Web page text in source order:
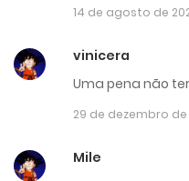
14 de agosto de
vinicera
Uma pena não
29 de dezembro de
Mile